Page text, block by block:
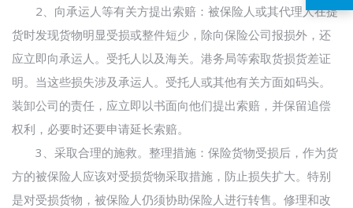
2、向承运人等有关方提出索赔：被保险人或其代理人在提
货时发现货物明显受损或整件短少，除向保险公司报损外，还
应立即向承运人。受托人以及海关。港务局等索取货损货差证
明。当这些损失涉及承运人。受托人或其他有关方面如码头。
装卸公司的责任，应立即以书面向他们提出索赔，并保留追偿
权利，必要时还要申请延长索赔。
3、采取合理的施救。整理措施：保险货物受损后，作为货
方的被保险人应该对受损货物采取措施，防止损失扩大。特别
是对受损货物，被保险人仍须协助保险人进行转售。修理和改